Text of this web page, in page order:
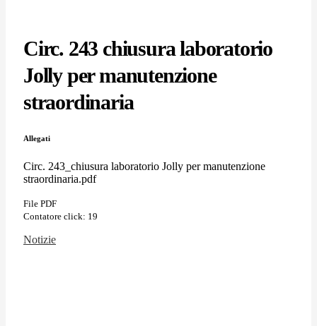
Circ. 243 chiusura laboratorio
Jolly per manutenzione
straordinaria
Allegati
Circ. 243_chiusura laboratorio Jolly per manutenzione
straordinaria.pdf
File PDF
Contatore click: 19
Notizie